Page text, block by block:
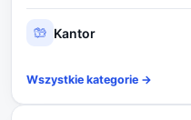
Kantor
Wszystkie kategorie →